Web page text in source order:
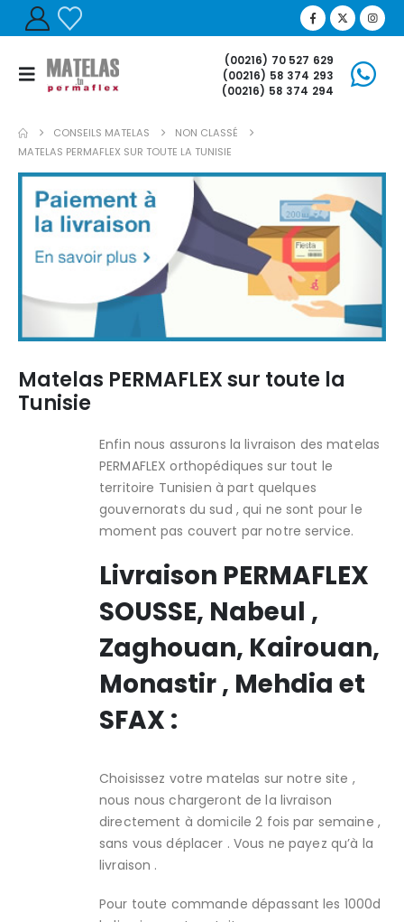
(00216) 70 527 629
(00216) 58 374 293
(00216) 58 374 294
CONSEILS MATELAS
NON CLASSÉ
MATELAS PERMAFLEX SUR TOUTE LA TUNISIE
Matelas PERMAFLEX sur toute la
Tunisie
Enfin nous assurons la livraison des matelas
PERMAFLEX orthopédiques sur tout le
territoire Tunisien à part quelques
gouvernorats du sud , qui ne sont pour le
moment pas couvert par notre service.
Livraison PERMAFLEX
SOUSSE, Nabeul ,
Zaghouan, Kairouan,
Monastir , Mehdia et
SFAX :
Choisissez votre matelas sur notre site ,
nous nous chargeront de la livraison
directement à domicile 2 fois par semaine ,
sans vous déplacer . Vous ne payez qu’à la
livraison .
Pour toute commande dépassant les 1000d